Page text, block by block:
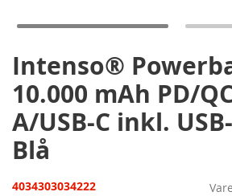
Intenso®
10.000 mAh PD/
A/USB-C inkl.
Blå
4034303034222
billedgalleriet